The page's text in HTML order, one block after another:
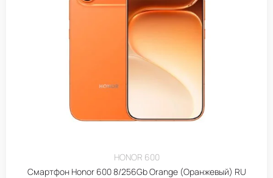
HONOR 600
Смартфон Honor 600 8/256Gb Orange (Оранжевый) RU